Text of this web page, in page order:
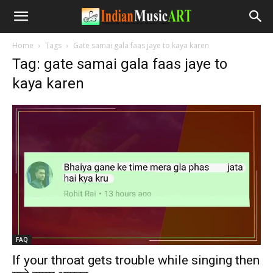
Home Tags Gate samai gala faas jaye to kaya karen
Tag: gate samai gala faas jaye to
kaya karen
FAQ
If your throat gets trouble while singing then